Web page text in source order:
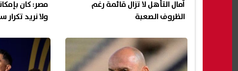
آمال التأهل لا تزال قائمة رغم
الظروف الصعبة
مصر: كان
ولا نريد تكرار